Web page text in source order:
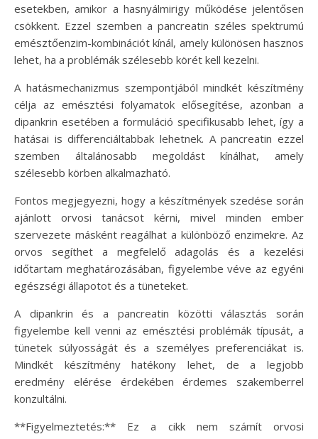
esetekben, amikor a hasnyálmirigy működése jelentősen
csökkent. Ezzel szemben a pancreatin széles spektrumú
emésztőenzim-kombinációt kínál, amely különösen hasznos
lehet, ha a problémák szélesebb körét kell kezelni.
A hatásmechanizmus szempontjából mindkét készítmény
célja az emésztési folyamatok elősegítése, azonban a
dipankrin esetében a formuláció specifikusabb lehet, így a
hatásai is differenciáltabbak lehetnek. A pancreatin ezzel
szemben általánosabb megoldást kínálhat, amely
szélesebb körben alkalmazható.
Fontos megjegyezni, hogy a készítmények szedése során
ajánlott orvosi tanácsot kérni, mivel minden ember
szervezete másként reagálhat a különböző enzimekre. Az
orvos segíthet a megfelelő adagolás és a kezelési
időtartam meghatározásában, figyelembe véve az egyéni
egészségi állapotot és a tüneteket.
A dipankrin és a pancreatin közötti választás során
figyelembe kell venni az emésztési problémák típusát, a
tünetek súlyosságát és a személyes preferenciákat is.
Mindkét készítmény hatékony lehet, de a legjobb
eredmény elérése érdekében érdemes szakemberrel
konzultálni.
**Figyelmeztetés:** Ez a cikk nem számít orvosi